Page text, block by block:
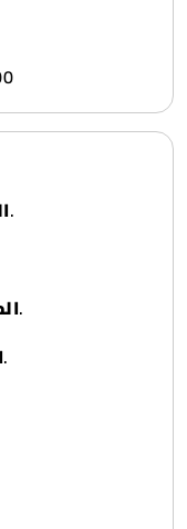
950 دينار كويتي.
315,000 كم.
السالمية، مدينة الكويت.